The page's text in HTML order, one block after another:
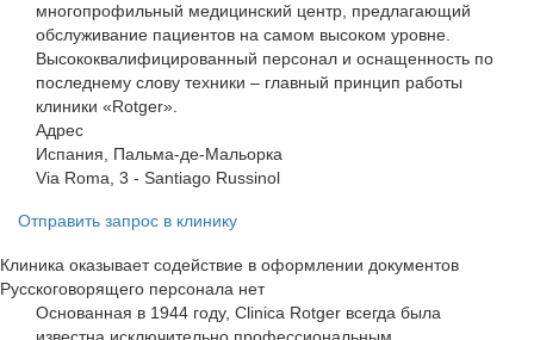
многопрофильный медицинский центр, предлагающий
обслуживание пациентов на самом высоком уровне.
Высококвалифицированный персонал и оснащенность по
последнему слову техники – главный принцип работы
клиники «Rotger».
Адрес
Испания, Пальма-де-Мальорка
Via Roma, 3 - Santiago Russinol
Отправить запрос в клинику
Клиника оказывает содействие в оформлении документов
Русскоговорящего персонала нет
Основанная в 1944 году, Clinica Rotger всегда была